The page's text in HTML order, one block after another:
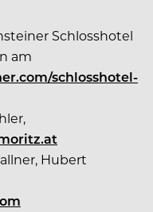
Schlosshotel
am
schlosshotel-
Hubert